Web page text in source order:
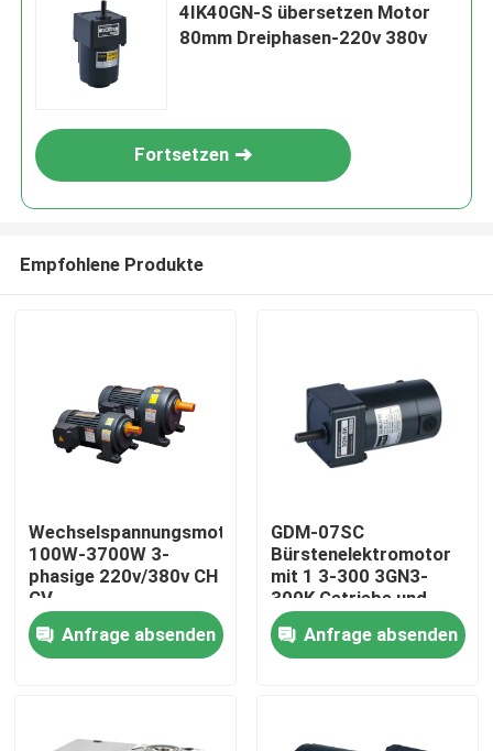
Zu Hause
Videos
4IK40GN-S übersetzen Motor
80mm Dreiphasen-220v 380v
Fortsetzen
Empfohlene Produkte
Wechselspannungsmotor
100W-3700W 3-
phasige 220v/380v CH
CV
Anfrage absenden
GDM-07SC
Bürstenelektromotor
mit 1 3-300 3GN3-
300K Getriebe und
25W Spannung 12V
24V Ausgangsleistung
Anfrage absenden